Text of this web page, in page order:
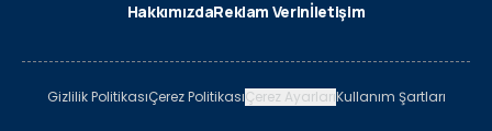
HakkımızdaReklam Verinİletişim
Gizlilik PolitikasıÇerez PolitikasıÇerez AyarlarıKullanım Şartları